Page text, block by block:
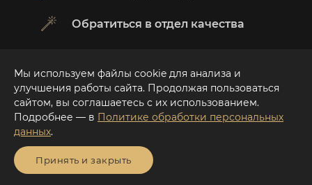
Обратиться в отдел качества
ВНИМАНИЕ!
зависимости от изменения стоимости драгоценных
металлов на сайте Банка России (ЦБ РФ)
Обращаем внимание, что в соответствии с
Постановлением Правительства РФ № 2463 от
31.12.2020 ювелирные изделия из драгоценных
Мы используем файлы cookie для анализа и
улучшения работы сайта. Продолжая пользоваться
сайтом, вы соглашаетесь с их использованием.
Подробнее — в Политике обработки персональных
данных.
Принять и закрыть